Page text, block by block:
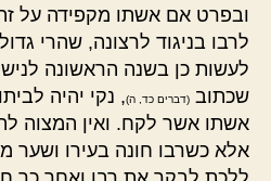
ובפרט אם אשתו מקפידה על
לרבו בניגוד לרצונה, שהרי
לעשות כן בשנה הראשונה
שכתוב (דברים כד, ה), נקי יהיה
אשתו אשר לקח. ואין המצוה
אלא כשרבו חונה בעירו ושער